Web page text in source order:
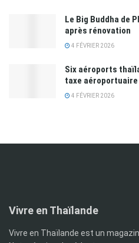
Le Big Buddha de
après rénovation
4 FÉVRIER 2026
Six aéroports
taxe
4 FÉVRIER 2026
Vivre en Thaïlande
Vivre en Thaïlande est un